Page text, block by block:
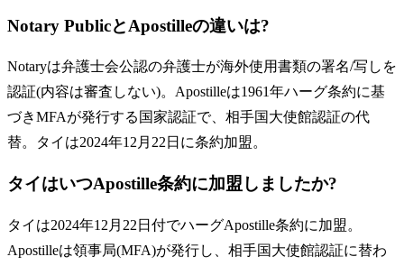
Notary PublicとApostilleの違いは?
Notaryは弁護士会公認の弁護士が海外使用書類の署名/写しを
認証(内容は審査しない)。Apostilleは1961年ハーグ条約に基
づきMFAが発行する国家認証で、相手国大使館認証の代
替。タイは2024年12月22日に条約加盟。
タイはいつApostille条約に加盟しましたか?
タイは2024年12月22日付でハーグApostille条約に加盟。
Apostilleは領事局(MFA)が発行し、相手国大使館認証に替わ